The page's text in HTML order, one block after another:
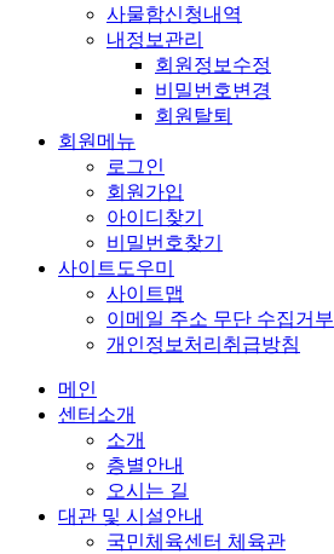
사물함신청내역
내정보관리
회원정보수정
비밀번호변경
회원탈퇴
회원메뉴
로그인
회원가입
아이디찾기
비밀번호찾기
사이트도우미
사이트맵
이메일 주소 무단 수집거부
개인정보처리취급방침
메인
센터소개
소개
층별안내
오시는 길
대관 및 시설안내
국민체육센터 체육관